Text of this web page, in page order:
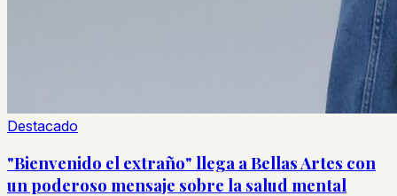
Destacado
"Bienvenido el extraño" llega a Bellas Artes con
un poderoso mensaje sobre la salud mental